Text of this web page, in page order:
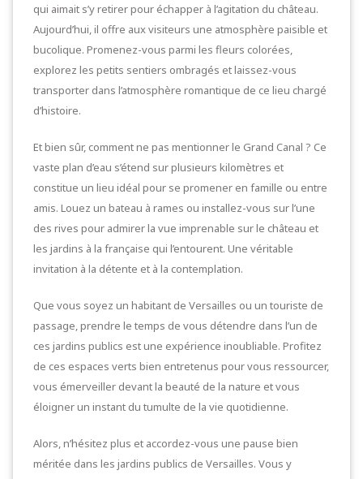
qui aimait s’y retirer pour échapper à l’agitation du château.
Aujourd’hui, il offre aux visiteurs une atmosphère paisible et
bucolique. Promenez-vous parmi les fleurs colorées,
explorez les petits sentiers ombragés et laissez-vous
transporter dans l’atmosphère romantique de ce lieu chargé
d’histoire.
Et bien sûr, comment ne pas mentionner le Grand Canal ? Ce
vaste plan d’eau s’étend sur plusieurs kilomètres et
constitue un lieu idéal pour se promener en famille ou entre
amis. Louez un bateau à rames ou installez-vous sur l’une
des rives pour admirer la vue imprenable sur le château et
les jardins à la française qui l’entourent. Une véritable
invitation à la détente et à la contemplation.
Que vous soyez un habitant de Versailles ou un touriste de
passage, prendre le temps de vous détendre dans l’un de
ces jardins publics est une expérience inoubliable. Profitez
de ces espaces verts bien entretenus pour vous ressourcer,
vous émerveiller devant la beauté de la nature et vous
éloigner un instant du tumulte de la vie quotidienne.
Alors, n’hésitez plus et accordez-vous une pause bien
méritée dans les jardins publics de Versailles. Vous y